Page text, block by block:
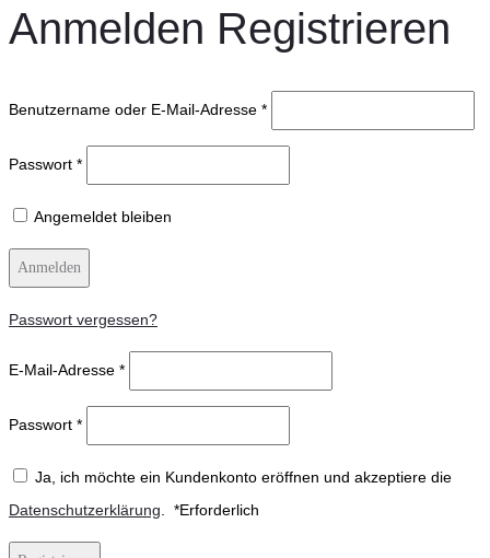
Anmelden Registrieren
Benutzername oder E-Mail-Adresse *
Passwort *
Angemeldet bleiben
Anmelden
Passwort vergessen?
E-Mail-Adresse *
Passwort *
Ja, ich möchte ein Kundenkonto eröffnen und akzeptiere die
Datenschutzerklärung
*Erforderlich